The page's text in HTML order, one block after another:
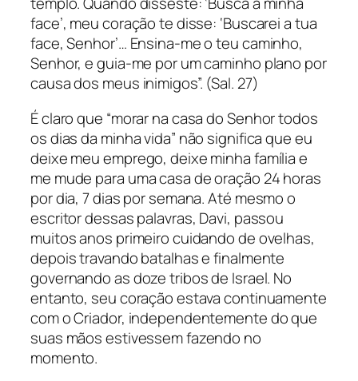
face’, meu coração te disse: ‘Buscarei a tua
face, Senhor’… Ensina-me o teu caminho,
Senhor, e guia-me por um caminho plano por
causa dos meus inimigos”. (Sal. 27)
É claro que “morar na casa do Senhor todos
os dias da minha vida” não significa que eu
deixe meu emprego, deixe minha família e
me mude para uma casa de oração 24 horas
por dia, 7 dias por semana. Até mesmo o
escritor dessas palavras, Davi, passou
muitos anos primeiro cuidando de ovelhas,
depois travando batalhas e finalmente
governando as doze tribos de Israel. No
entanto, seu coração estava continuamente
com o Criador, independentemente do que
suas mãos estivessem fazendo no
momento.